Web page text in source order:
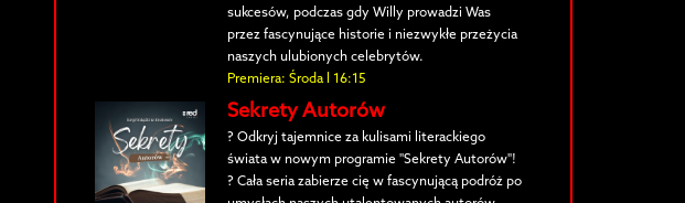
sukcesów, podczas gdy Willy prowadzi Was
przez fascynujące historie i niezwykłe przeżycia
naszych ulubionych celebrytów.
Premiera: Środa l 16:15
Sekrety Autorów
? Odkryj tajemnice za kulisami literackiego
świata w nowym programie "Sekrety Autorów"!
? Cała seria zabierze cię w fascynującą podróż po